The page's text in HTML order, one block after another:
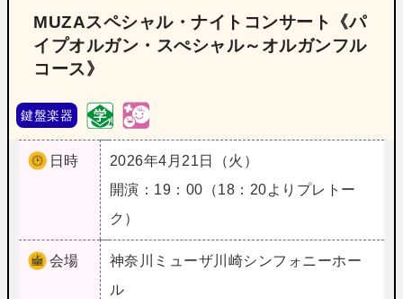
MUZAスペシャル・ナイトコンサート《パ
イプオルガン・スぺシャル～オルガンフル
コース》
鍵盤楽器
日時
2026年4月21日（火）
開演：19：00（18：20よりプレトー
ク）
会場 神奈川
ミューザ川崎シンフォニーホー
ル